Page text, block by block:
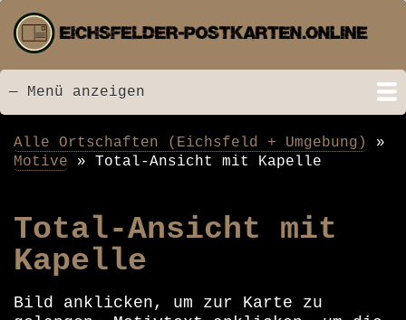
zum
Inhalt
Menü
— Menü anzeigen
Startseite
Neu hinzugefügt
Postkarten
Bildarchiv
Videos
Suche
Kontakt
Links
Spende
Pfadnavigation
Alle Ortschaften (Eichsfeld + Umgebung)
Motive
Total-Ansicht mit Kapelle
Total-Ansicht mit
Kapelle
Bild anklicken, um zur Karte zu